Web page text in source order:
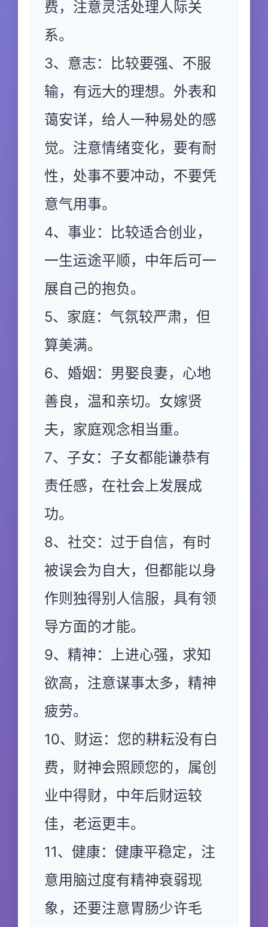
费，注意灵活处理人际关
系。
3、意志：比较要强、不服
输，有远大的理想。外表和
蔼安详，给人一种易处的感
觉。注意情绪变化，要有耐
性，处事不要冲动，不要凭
意气用事。
4、事业：比较适合创业，
一生运途平顺，中年后可一
展自己的抱负。
5、家庭：气氛较严肃，但
算美满。
6、婚姻：男娶良妻，心地
善良，温和亲切。女嫁贤
夫，家庭观念相当重。
7、子女：子女都能谦恭有
责任感，在社会上发展成
功。
8、社交：过于自信，有时
被误会为自大，但都能以身
作则独得别人信服，具有领
导方面的才能。
9、精神：上进心强，求知
欲高，注意谋事太多，精神
疲劳。
10、财运：您的耕耘没有白
费，财神会照顾您的，属创
业中得财，中年后财运较
佳，老运更丰。
11、健康：健康平稳定，注
意用脑过度有精神衰弱现
象，还要注意胃肠少许毛